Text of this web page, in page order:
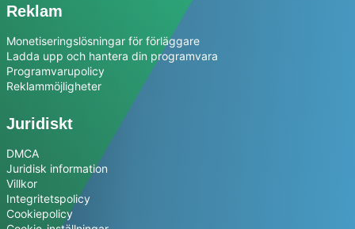
Reklam
Monetiseringslösningar för förläggare
Ladda upp och hantera din programvara
Programvarupolicy
Reklammöjligheter
Juridiskt
DMCA
Juridisk information
Villkor
Integritetspolicy
Cookiepolicy